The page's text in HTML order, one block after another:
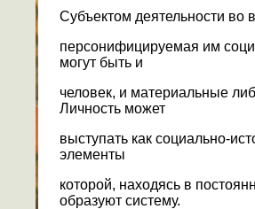
Субъектом деятельности во
персонифицируемая им
могут быть и
человек, и материальные
Личность может
выступать как социально-
элементы
которой, находясь в
образуют систему.